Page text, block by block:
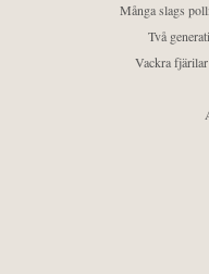
Många slags
Två
Vackra